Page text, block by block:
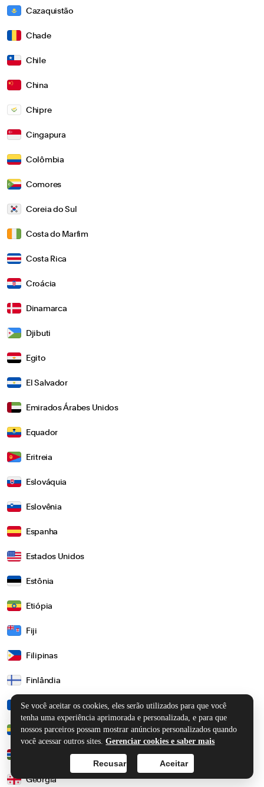
Cazaquistão
Chade
Chile
China
Chipre
Cingapura
Colômbia
Comores
Coreia do Sul
Costa do Marfim
Costa Rica
Croácia
Dinamarca
Djibuti
Egito
El Salvador
Emirados Árabes Unidos
Equador
Eritreia
Eslováquia
Eslovênia
Espanha
Estados Unidos
Estônia
Etiópia
Fiji
Filipinas
Finlândia
França
Gabão
Geórgia
Se você aceitar os cookies, eles serão utilizados para que você
tenha uma experiência aprimorada e personalizada, e para que
nossos parceiros possam mostrar anúncios personalizados quando
você acessar outros sites.Gerenciar cookies e saber mais
Aceitar
Recusar